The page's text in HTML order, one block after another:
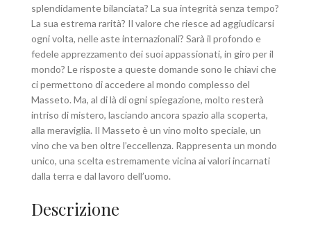
splendidamente bilanciata? La sua integrità senza tempo?
La sua estrema rarità? Il valore che riesce ad aggiudicarsi
ogni volta, nelle aste internazionali? Sarà il profondo e
fedele apprezzamento dei suoi appassionati, in giro per il
mondo? Le risposte a queste domande sono le chiavi che
ci permettono di accedere al mondo complesso del
Masseto. Ma, al di là di ogni spiegazione, molto resterà
intriso di mistero, lasciando ancora spazio alla scoperta,
alla meraviglia. Il Masseto è un vino molto speciale, un
vino che va ben oltre l’eccellenza. Rappresenta un mondo
unico, una scelta estremamente vicina ai valori incarnati
dalla terra e dal lavoro dell’uomo.
Descrizione